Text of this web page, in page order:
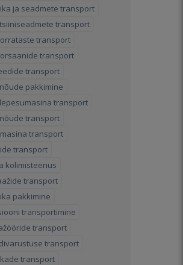
ja seadmete transport
transport
transport
transport
transport
pakkimine
transport
transport
transport
transport
kolimisteenus
transport
pakkimine
transportimine
transport
transport
transport